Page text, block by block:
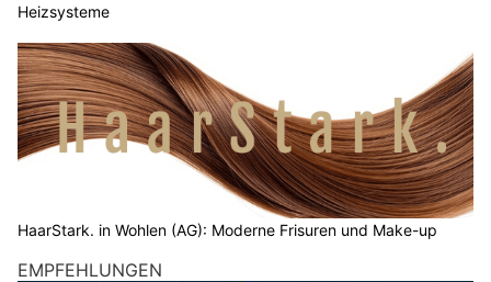
Heizsysteme
HaarStark. in Wohlen (AG): Moderne Frisuren und Make-up
EMPFEHLUNGEN